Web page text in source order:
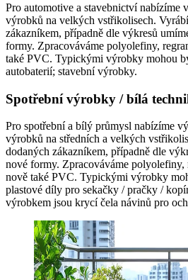
Pro automotive a stavebnictví nabízíme
výrobků na velkých vstřikolisech.
zákazníkem, případně dle výkresů
formy. Zpracováváme polyolefiny,
také PVC. Typickými výrobky mohou
autobaterií; stavební výrobky.
Spotřební výrobky / bílá
Pro spotřební a bílý průmysl nabízíme
výrobků na středních a velkých
dodaných zákazníkem, případně dle
nové formy. Zpracováváme polyolefiny,
nově také PVC. Typickými výrobky
plastové díly pro sekačky / pračky /
výrobkem jsou krycí čela návinů pro